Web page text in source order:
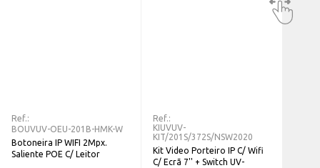
Ref.:
BOUVUV-OEU-201B-HMK-W
Botoneira IP WIFI 2Mpx.
Saliente POE C/ Leitor
Ref.:
KIUVUV-
KIT/201S/372S/NSW2020
Kit Video Porteiro IP C/ Wifi
C/ Ecrã 7'' + Switch UV-